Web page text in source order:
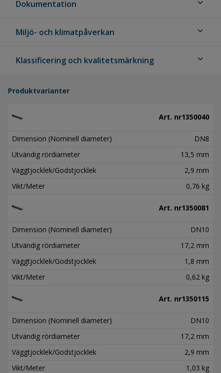
Dokumentation expand_more
Miljö- och klimatpåverkan expand_more
Klassificering och kvalitetsmärkning expand_more
Produktvarianter
Art. nr1350040
Dimension (Nominell diameter)
DN8
Utvändig rördiameter
13,5 mm
Väggtjocklek/Godstjocklek
2,9 mm
Vikt/Meter
0,76 kg
Art. nr1350081
Dimension (Nominell diameter)
DN10
Utvändig rördiameter
17,2 mm
Väggtjocklek/Godstjocklek
1,8 mm
Vikt/Meter
0,62 kg
Art. nr1350115
Dimension (Nominell diameter)
DN10
Utvändig rördiameter
17,2 mm
Väggtjocklek/Godstjocklek
2,9 mm
Vikt/Meter
1,03 kg